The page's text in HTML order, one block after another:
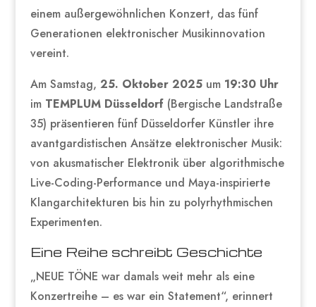
einem außergewöhnlichen Konzert, das fünf
Generationen elektronischer Musikinnovation
vereint.
Am Samstag, 25. Oktober 2025um 19:30 Uhr
im TEMPLUM Düsseldorf(Bergische Landstraße
35) präsentieren fünf Düsseldorfer Künstler ihre
avantgardistischen Ansätze elektronischer Musik:
von akusmatischer Elektronik über algorithmische
Live-Coding-Performance und Maya-inspirierte
Klangarchitekturen bis hin zu polyrhythmischen
Experimenten.
Eine Reihe schreibt Geschichte
„NEUE TÖNE war damals weit mehr als eine
Konzertreihe – es war ein Statement“, erinnert